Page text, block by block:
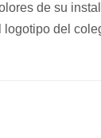
de su
del